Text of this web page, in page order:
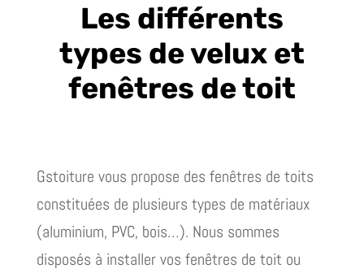
Les différents
types de velux et
fenêtres de toit
Gstoiture vous propose des fenêtres de toits
constituées de plusieurs types de matériaux
(aluminium, PVC, bois…). Nous sommes
disposés à installer vos fenêtres de toit ou